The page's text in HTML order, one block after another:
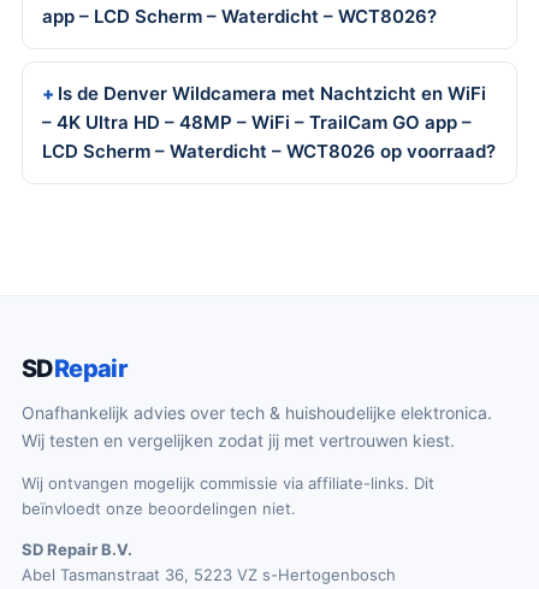
app – LCD Scherm – Waterdicht – WCT8026?
Is de Denver Wildcamera met Nachtzicht en WiFi
– 4K Ultra HD – 48MP – WiFi – TrailCam GO app –
LCD Scherm – Waterdicht – WCT8026 op voorraad?
SDRepair
Onafhankelijk advies over tech & huishoudelijke elektronica.
Wij testen en vergelijken zodat jij met vertrouwen kiest.
Wij ontvangen mogelijk commissie via affiliate-links. Dit
beïnvloedt onze beoordelingen niet.
SD Repair B.V.
Abel Tasmanstraat 36, 5223 VZ s-Hertogenbosch